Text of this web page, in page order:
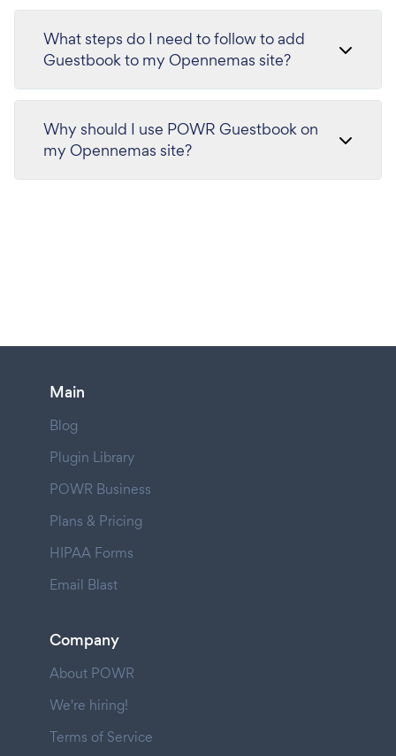
What steps do I need to follow to add
Guestbook to my Opennemas site?
Why should I use POWR Guestbook on
my Opennemas site?
Main
Blog
Plugin Library
POWR Business
Plans & Pricing
HIPAA Forms
Email Blast
Company
About POWR
We're hiring!
Terms of Service